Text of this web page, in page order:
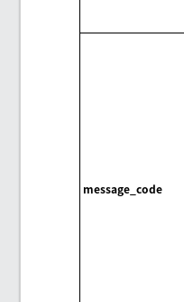
message_code